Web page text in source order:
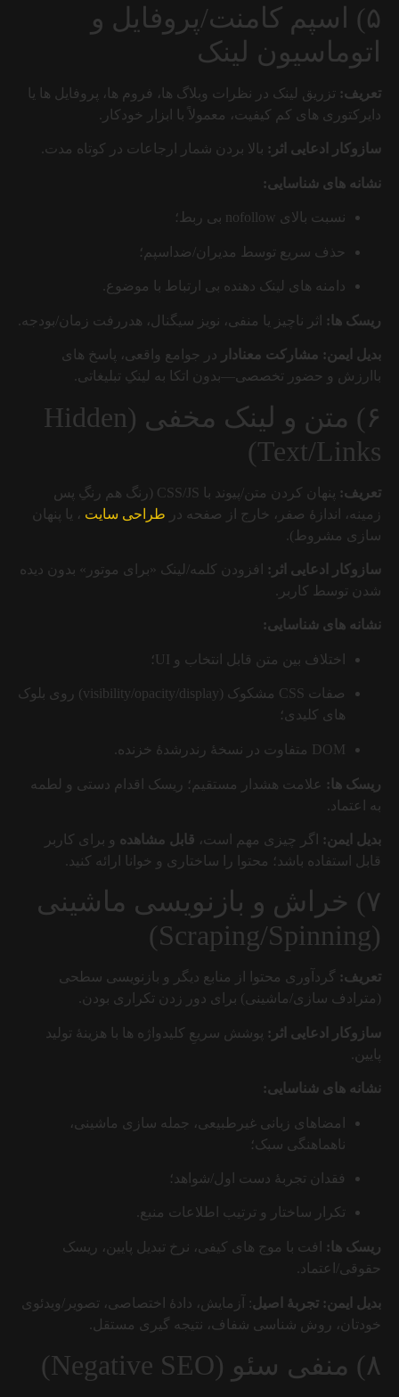
۵) اسپم کامنت/پروفایل و
اتوماسیون لینک
تعریف: تزریق لینک در نظرات وبلاگ ها، فروم ها، پروفایل ها یا
دایرکتوری های کم کیفیت، معمولاً با ابزار خودکار.
سازوکار ادعایی اثر: بالا بردن شمار ارجاعات در کوتاه مدت.
نشانه های شناسایی:
نسبت بالای nofollow بی ربط؛
حذف سریع توسط مدیران/ضداسپم؛
دامنه های لینک دهنده بی ارتباط با موضوع.
ریسک ها: اثر ناچیز یا منفی، نویز سیگنال، هدررفت زمان/بودجه.
بدیل ایمن: مشارکت معنادار در جوامع واقعی، پاسخ های
باارزش و حضور تخصصی—بدون اتکا به لینکِ تبلیغاتی.
۶) متن و لینک مخفی (Hidden
Text/Links)
تعریف:
پنهان کردن متن/پیوند با CSS/JS (رنگ هم رنگِ پس
زمینه، اندازهٔ صفر، خارج از صفحه در طراحی سایت ، یا پنهان
سازی مشروط).
سازوکار ادعایی اثر:
افزودن کلمه/لینک «برای موتور» بدون دیده
شدن توسط کاربر.
نشانه های شناسایی:
اختلاف بین متن قابل انتخاب و UI؛
صفات CSS مشکوک (visibility/opacity/display) روی بلوک
های کلیدی؛
DOM متفاوت در نسخهٔ رندرشدهٔ خزنده.
ریسک ها: علامت هشدار مستقیم؛ ریسک اقدام دستی و لطمه
به اعتماد.
بدیل ایمن: اگر چیزی مهم است، قابل مشاهده و برای کاربر
قابل استفاده باشد؛ محتوا را ساختاری و خوانا ارائه کنید.
۷) خراش و بازنویسی ماشینی
(Scraping/Spinning)
تعریف: گردآوری محتوا از منابع دیگر و بازنویسی سطحی
(مترادف سازی/ماشینی) برای دور زدن تکراری بودن.
سازوکار ادعایی اثر: پوشش سریعِ کلیدواژه ها با هزینهٔ تولید
پایین.
نشانه های شناسایی:
امضاهای زبانی غیرطبیعی، جمله سازی ماشینی،
ناهماهنگی سبک؛
فقدان تجربهٔ دست اول/شواهد؛
تکرار ساختار و ترتیب اطلاعات منبع.
ریسک ها:
افت با موج های کیفی، نرخ تبدیل پایین، ریسک
حقوقی/اعتماد.
بدیل ایمن: تجربهٔ اصیل: آزمایش، دادهٔ اختصاصی، تصویر/ویدئوی
خودتان، روش شناسی شفاف، نتیجه گیری مستقل.
۸) منفی سئو (Negative SEO)